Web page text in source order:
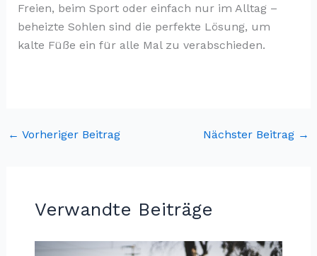
Freien, beim Sport oder einfach nur im Alltag –
beheizte Sohlen sind die perfekte Lösung, um
kalte Füße ein für alle Mal zu verabschieden.
← Vorheriger Beitrag Nächster Beitrag →
Verwandte Beiträge